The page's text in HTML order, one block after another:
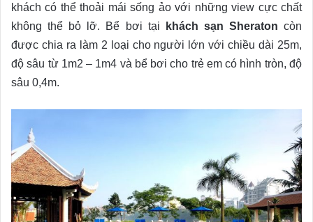
khách có thể thoải mái sống ảo với những view cực chất
không thể bỏ lỡ. Bể bơi tại
khách sạn Sheraton còn
được chia ra làm 2 loại cho người lớn với chiều dài 25m,
độ sâu từ 1m2 – 1m4 và bể bơi cho trẻ em có hình tròn, độ
sâu 0,4m.